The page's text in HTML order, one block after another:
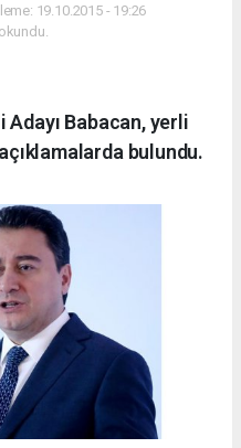
19.10.2015 - 19:26
Babacan, yerli
bulundu.